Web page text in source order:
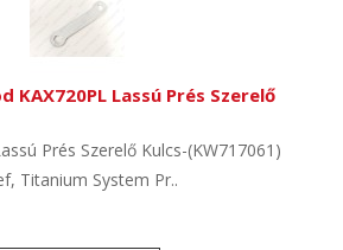
KAX720PL Lassú Prés Szerelő
Prés Szerelő Kulcs-(KW717061)
Titanium System Pr..